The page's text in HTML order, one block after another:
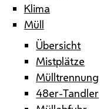
Klima
Müll
Übersicht
Mistplätze
Mülltrennung
48er-Tandler